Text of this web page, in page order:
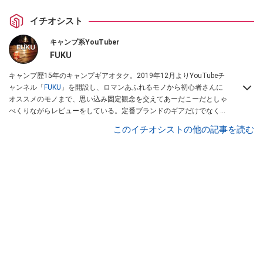
イチオシスト
キャンプ系YouTuber
FUKU
キャンプ歴15年のキャンプギアオタク。2019年12月よりYouTubeチ
ャンネル「 FUKU 」を開設し、ロマンあふれるモノから初心者さんに
オススメのモノまで、思い込み固定観念を交えてあーだこーだとしゃ
べくりながらレビューをしている。定番ブランドのギアだけでなく
このイチオシストの他の記事を読む